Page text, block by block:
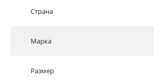
Страна
Марка
Размер